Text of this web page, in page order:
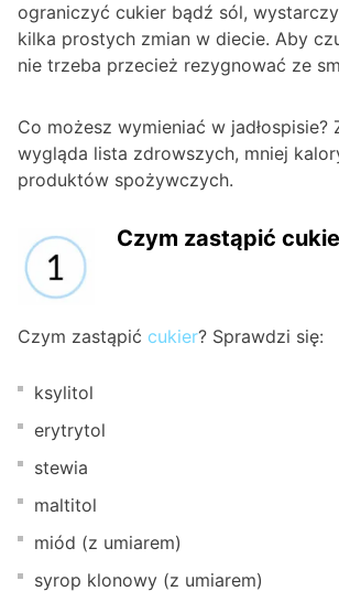
ograniczyć cukier bądź sól,
kilka prostych zmian w diecie. Aby
nie trzeba przecież rezygnować ze
Co możesz wymieniać w jadłospisie?
wygląda lista zdrowszych, mniej
produktów spożywczych.
Czym zastąpić
Czym zastąpić cukier? Sprawdzi się:
ksylitol
erytrytol
stewia
maltitol
miód (z umiarem)
syrop klonowy (z umiarem)